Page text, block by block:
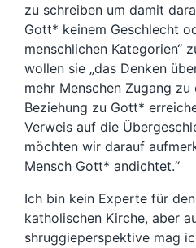
zu schreiben um damit
Gott* keinem Geschlecht
menschlichen Kategorien“
wollen sie „das Denken
mehr Menschen Zugang
Beziehung zu Gott*
Verweis auf die
möchten wir darauf
Mensch Gott* andichtet.“
Ich bin kein Experte für
katholischen Kirche, aber
shruggieperspektive mag